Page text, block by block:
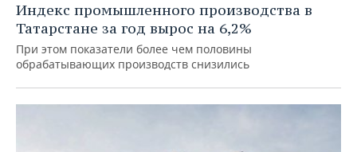
Индекс промышленного производства в
Татарстане за год вырос на 6,2%
При этом показатели более чем половины
обрабатывающих производств снизились